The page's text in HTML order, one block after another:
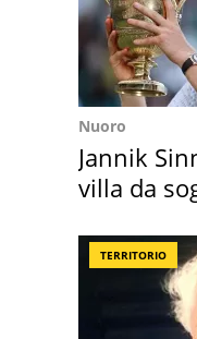
Nuoro
Jannik
villa da
TERRITORIO